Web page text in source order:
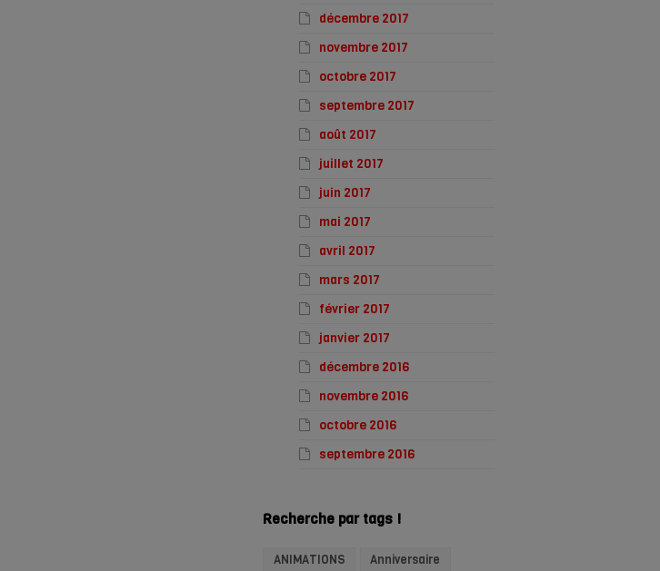
décembre 2017
novembre 2017
octobre 2017
septembre 2017
août 2017
juillet 2017
juin 2017
mai 2017
avril 2017
mars 2017
février 2017
janvier 2017
décembre 2016
novembre 2016
octobre 2016
septembre 2016
Recherche par tags !
ANIMATIONS Anniversaire